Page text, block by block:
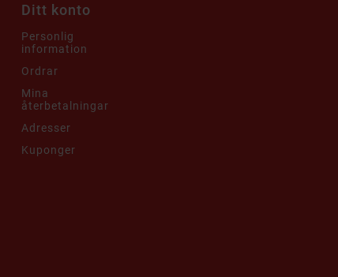
Ditt konto
Personlig
information
Ordrar
Mina
återbetalningar
Adresser
Kuponger